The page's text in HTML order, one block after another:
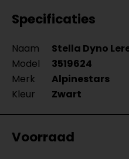
Specificaties
Naam
Stella Dyno
Model
3519624
Merk
Alpinestars
Kleur
Zwart
Voorraad